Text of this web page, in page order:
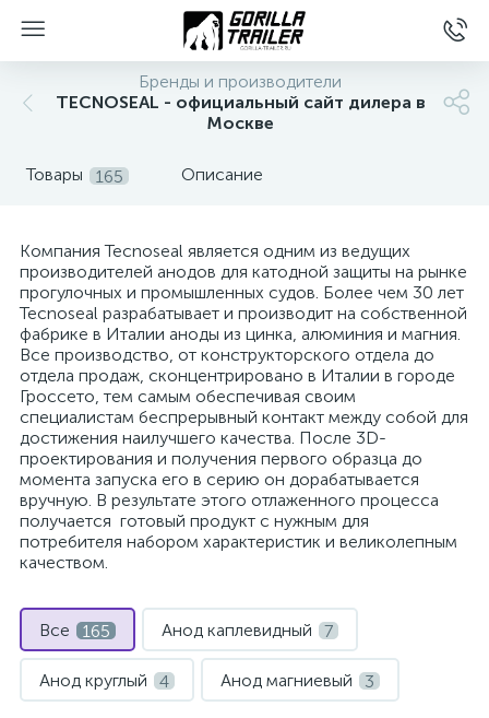
Бренды и производители
TECNOSEAL - официальный сайт дилера в
Москве
Товары 165 Описание
Компания Tecnoseal является одним из ведущих
производителей анодов для катодной защиты на рынке
прогулочных и промышленных судов. Более чем 30 лет
Tecnoseal разрабатывает и производит на собственной
фабрике в Италии аноды из цинка, алюминия и магния.
Все производство, от конструкторского отдела до
отдела продаж, сконцентрировано в Италии в городе
Гроссето, тем самым обеспечивая своим
специалистам беспрерывный контакт между собой для
достижения наилучшего качества. После 3D-
проектирования и получения первого образца до
момента запуска его в серию он дорабатывается
вручную. В результате этого отлаженного процесса
получается готовый продукт с нужным для
потребителя набором характеристик и великолепным
качеством.
Все 165 Анод каплевидный 7
Анод круглый 4 Анод магниевый 3